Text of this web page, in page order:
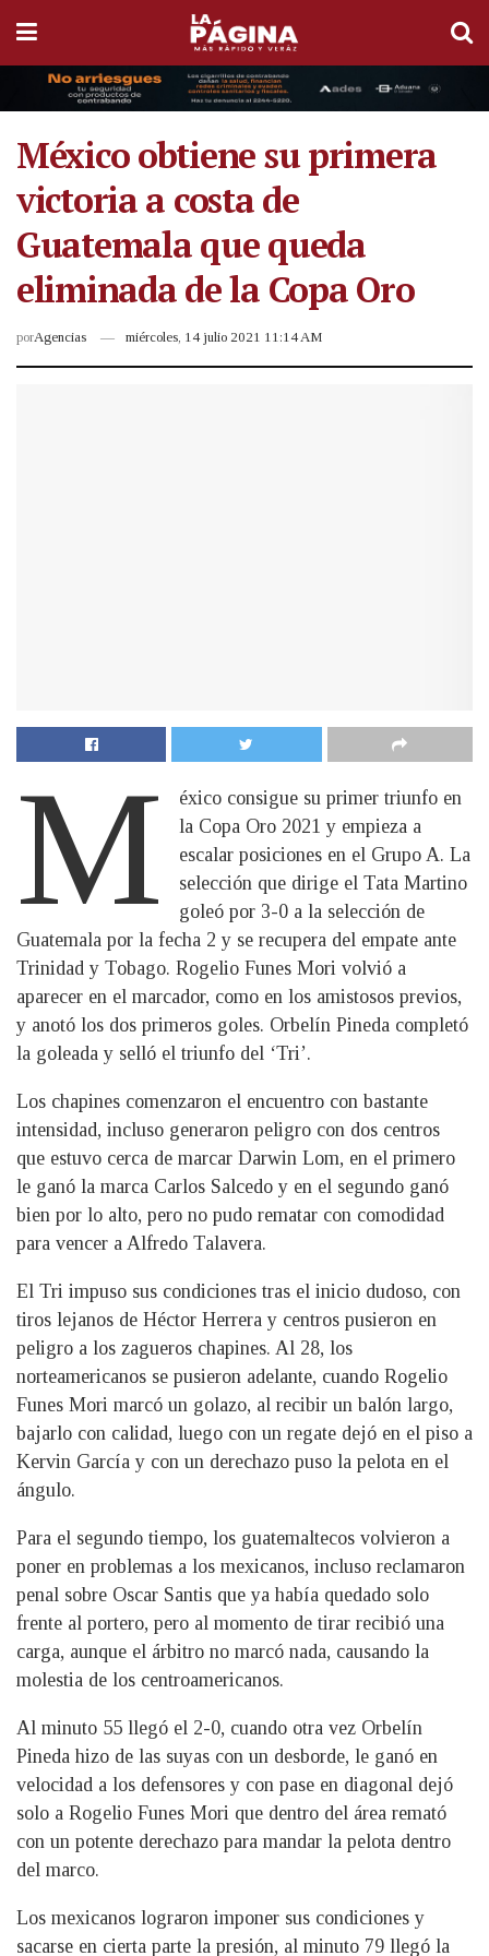
México obtiene su primera
victoria a costa de
Guatemala que queda
eliminada de la Copa Oro
porAgencias miércoles, 14 julio 2021 11:14 AM
M
éxico consigue su primer triunfo en
la Copa Oro 2021 y empieza a
escalar posiciones en el Grupo A. La
selección que dirige el Tata Martino
goleó por 3-0 a la selección de
Guatemala por la fecha 2 y se recupera del empate ante
Trinidad y Tobago. Rogelio Funes Mori volvió a
aparecer en el marcador, como en los amistosos previos,
y anotó los dos primeros goles. Orbelín Pineda completó
la goleada y selló el triunfo del ‘Tri’.
Los chapines comenzaron el encuentro con bastante
intensidad, incluso generaron peligro con dos centros
que estuvo cerca de marcar Darwin Lom, en el primero
le ganó la marca Carlos Salcedo y en el segundo ganó
bien por lo alto, pero no pudo rematar con comodidad
para vencer a Alfredo Talavera.
El Tri impuso sus condiciones tras el inicio dudoso, con
tiros lejanos de Héctor Herrera y centros pusieron en
peligro a los zagueros chapines. Al 28, los
norteamericanos se pusieron adelante, cuando Rogelio
Funes Mori marcó un golazo, al recibir un balón largo,
bajarlo con calidad, luego con un regate dejó en el piso a
Kervin García y con un derechazo puso la pelota en el
ángulo.
Para el segundo tiempo, los guatemaltecos volvieron a
poner en problemas a los mexicanos, incluso reclamaron
penal sobre Oscar Santis que ya había quedado solo
frente al portero, pero al momento de tirar recibió una
carga, aunque el árbitro no marcó nada, causando la
molestia de los centroamericanos.
Al minuto 55 llegó el 2-0, cuando otra vez Orbelín
Pineda hizo de las suyas con un desborde, le ganó en
velocidad a los defensores y con pase en diagonal dejó
solo a Rogelio Funes Mori que dentro del área remató
con un potente derechazo para mandar la pelota dentro
del marco.
Los mexicanos lograron imponer sus condiciones y
sacarse en cierta parte la presión, al minuto 79 llegó la